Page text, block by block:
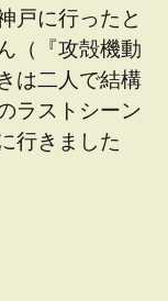
戸に行ったと
（『攻殻機動
は二人で結構
ラストシーン
行きました